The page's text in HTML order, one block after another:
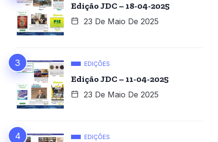
Edição JDC – 18-04-2025
23 De Maio De 2025
EDIÇÕES
Edição JDC – 11-04-2025
23 De Maio De 2025
EDIÇÕES